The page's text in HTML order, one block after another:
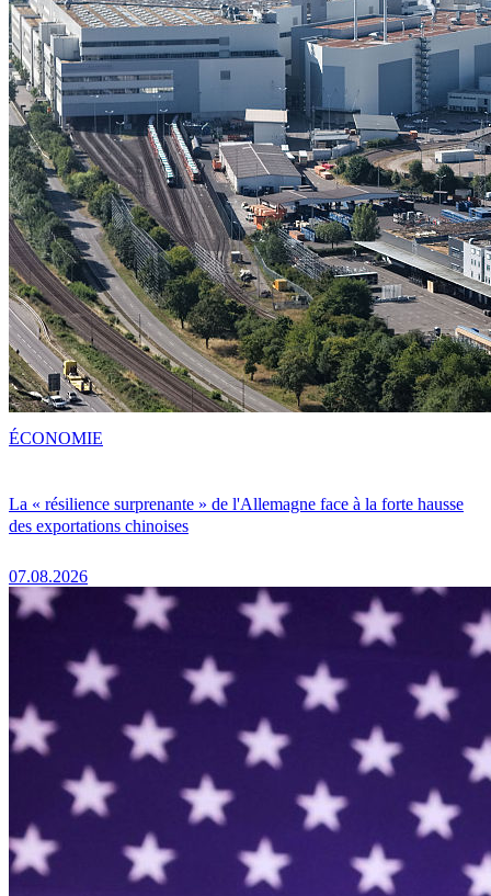
La « résilience surprenante » de l'Allemagne face à la forte hausse
des exportations chinoises
07.08.2026
ÉCONOMIE